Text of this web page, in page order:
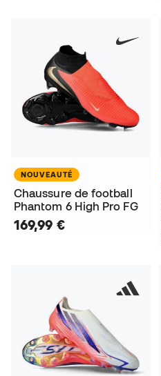
NOUVEAUTÉ
Chaussure de football
Phantom 6 High Pro FG
169,99 €